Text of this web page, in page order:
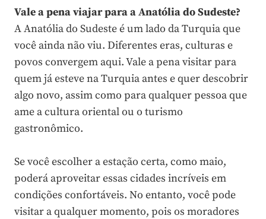
Vale a pena viajar para a Anatólia do Sudeste?
A Anatólia do Sudeste é um lado da Turquia que
você ainda não viu. Diferentes eras, culturas e
povos convergem aqui. Vale a pena visitar para
quem já esteve na Turquia antes e quer descobrir
algo novo, assim como para qualquer pessoa que
ame a cultura oriental ou o turismo
gastronômico.
Se você escolher a estação certa, como maio,
poderá aproveitar essas cidades incríveis em
condições confortáveis. No entanto, você pode
visitar a qualquer momento, pois os moradores